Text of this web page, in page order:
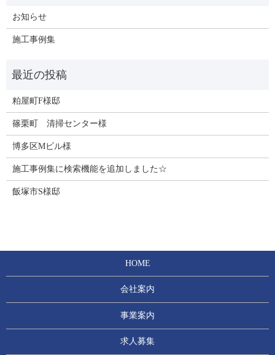
お知らせ
施工事例集
粕屋町F様邸
篠栗町 清掃センター様
博多区Mビル様
施工事例集に検索機能を追加しました☆
飯塚市S様邸
HOME
会社案内
事業案内
求人募集